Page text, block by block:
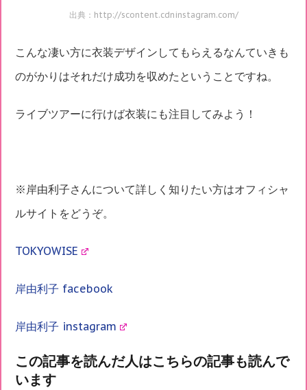
出典：http://scontent.cdninstagram.com/
こんな凄い方に衣装デザインしてもらえるなんていきも
のがかりはそれだけ成功を収めたということですね。
ライブツアーに行けば衣装にも注目してみよう！
※岸由利子さんについて詳しく知りたい方はオフィシャ
ルサイトをどうぞ。
TOKYOWISE
岸由利子 facebook
岸由利子 instagram
この記事を読んだ人はこちらの記事も読んで
います